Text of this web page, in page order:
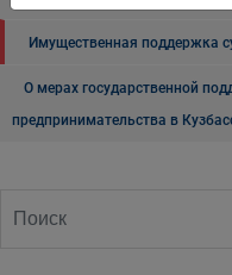
Имущественная поддержка
О мерах государственной
предпринимательства в